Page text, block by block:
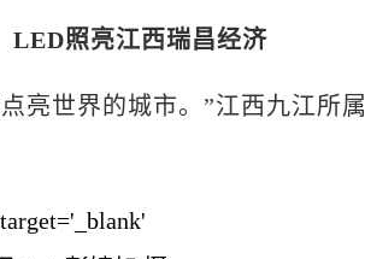
LED照亮江西瑞昌经济
亮世界的城市。”江西九江所属